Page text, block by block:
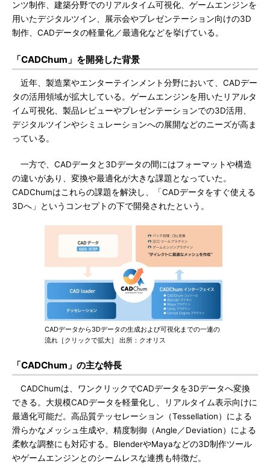
ンツ制作、建築分野でのリアルタイム可視化、ゲームエンジンを
用いたデジタルツイン、展示会やプレゼンテーション向けの3D
制作、CADデータの軽量化／最適化などを挙げている。
「CADChum」を開発した背景
近年、製造業やエンターテインメント分野において、CADデー
タの活用領域が拡大している。ゲームエンジンを用いたリアルタ
イム可視化、製品レビューやプレゼンテーションでの3D活用、
デジタルツインやシミュレーションへの展開などのニーズが高ま
っている。
一方で、CADデータと3Dデータの間にはフォーマットや構造
の違いがあり、変換や最適化が大きな課題となっていた。
CADChumはこれらの課題を解決し、「CADデータをすぐ使える
3Dへ」というコンセプトの下で開発されたという。
CADデータから3Dデータの生成および可視化までの一連の
流れ［クリックで拡大］ 出所：クオリス
「CADChum」の主な特長
CADChumは、ワンクリックでCADデータを3Dデータへ変換
できる。大規模CADデータを軽量化し、リアルタイム表示向けに
最適化可能だ。高品質テッセレーション（Tessellation）による
滑らかなメッシュ生成や、精度制御（Angle／Deviation）による
柔軟な調整にも対応する。BlenderやMayaなどの3D制作ツール
やゲームエンジンとのシームレスな連携も特徴だ。